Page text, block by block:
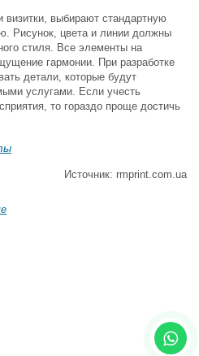
визитки, выбирают стандартную
Рисунок, цвета и линии должны
стиля. Все элементы на
гармонии. При разработке
детали, которые будут
услугами. Если учесть
то гораздо проще достичь
Источник: rmprint.com.ua